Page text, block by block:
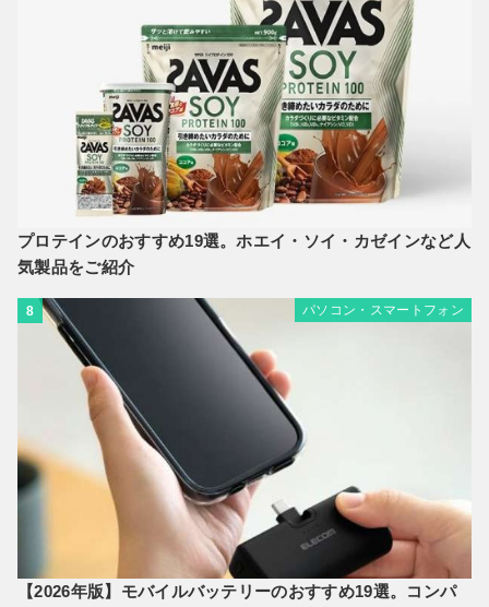
プロテインのおすすめ19選。ホエイ・ソイ・カゼインなど人
気製品をご紹介
8 パソコン・スマートフォン
【2026年版】モバイルバッテリーのおすすめ19選。コンパ